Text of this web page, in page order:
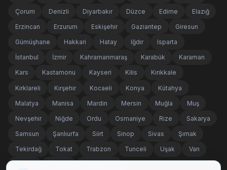
Çorum Denizli Diyarbakır Düzce Edirne Elazığ
Erzincan Erzurum Eskişehir Gaziantep Giresun
Gümüşhane Hakkari Hatay Iğdır Isparta
İstanbul İzmir Kahramanmaraş Karabük Karaman
Kars Kastamonu Kayseri Kilis Kırıkkale
Kırklareli Kırşehir Kocaeli Konya Kütahya
Malatya Manisa Mardin Mersin Muğla Muş
Nevşehir Niğde Ordu Osmaniye Rize Sakarya
Samsun Şanlıurfa Siirt Sinop Sivas Şırnak
Tekirdağ Tokat Trabzon Tunceli Uşak Van